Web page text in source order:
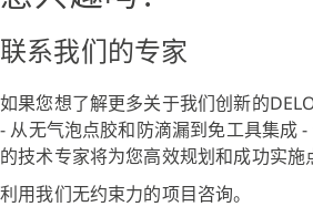
联系我们的专家
如果您想了解更多关于我们创新的
- 从无气泡点胶和防滴漏到免工具集成
的技术专家将为您高效规划和成功实施
利用我们无约束力的项目咨询。